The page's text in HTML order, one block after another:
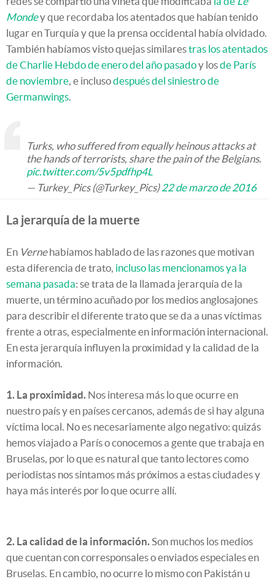
Mondey que recordaba los atentados que habían tenido
lugar en Turquía y que la prensa occidental había olvidado.
También habíamos visto quejas similarestras los atentados
de Charlie Hebdo de enero del año pasadoy losde París
de noviembre, e inclusodespués del siniestro de
Germanwings.
Turks, who suffered from equally heinous attacks at
the hands of terrorists, share the pain of the Belgians.
pic.twitter.com/5v5pdfhp4L
— Turkey_Pics (@Turkey_Pics)22 de marzo de 2016
La jerarquía de la muerte
En Vernehabíamos hablado de las razones que motivan
esta diferencia de trato, incluso las mencionamos ya la
semana pasada: se trata de la llamada jerarquía de la
muerte, un término acuñado por los medios anglosajones
para describir el diferente trato que se da a unas víctimas
frente a otras, especialmente en información internacional.
En esta jerarquía influyen la proximidad y la calidad de la
información.
1. La proximidad. Nos interesa más lo que ocurre en
nuestro país y en países cercanos, además de si hay alguna
víctima local. No es necesariamente algo negativo: quizás
hemos viajado a París o conocemos a gente que trabaja en
Bruselas, por lo que es natural que tanto lectores como
periodistas nos sintamos más próximos a estas ciudades y
haya más interés por lo que ocurre allí.
2. La calidad de la información.Son muchos los medios
que cuentan con corresponsales o enviados especiales en
Bruselas. En cambio, no ocurre lo mismo con Pakistán u